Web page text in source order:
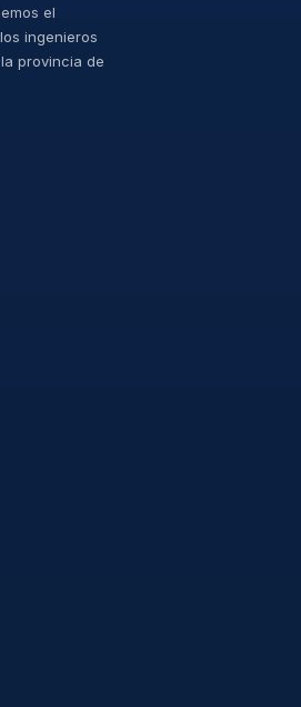
el
ingenieros
provincia de